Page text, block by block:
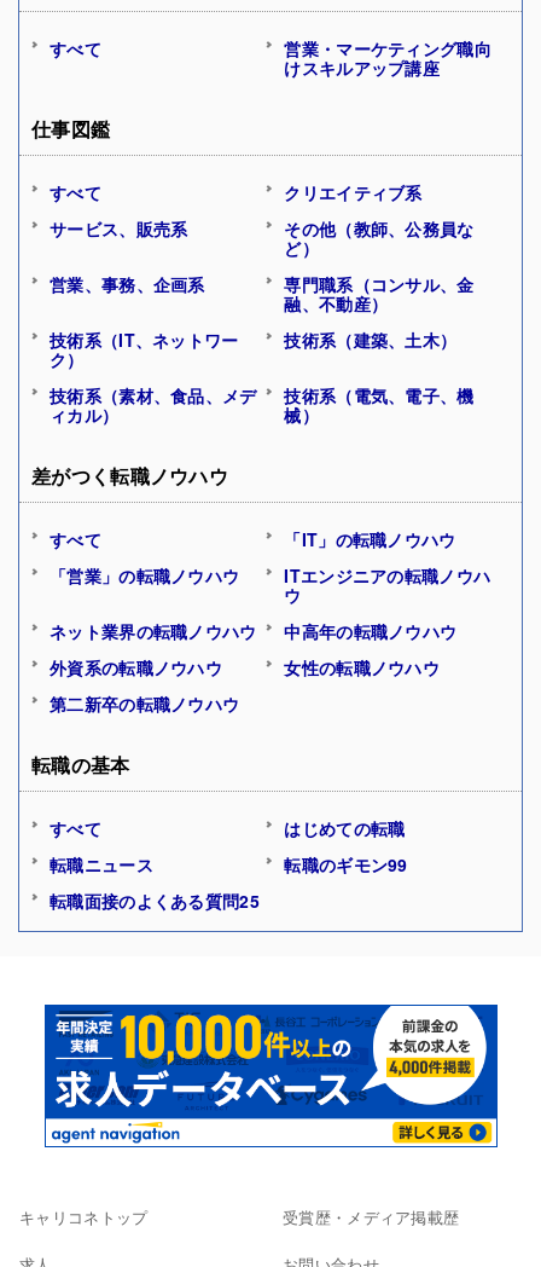
すべて
営業・マーケティング職向
けスキルアップ講座
仕事図鑑
すべて
クリエイティブ系
サービス、販売系
その他（教師、公務員な
ど）
営業、事務、企画系
専門職系（コンサル、金
融、不動産）
技術系（IT、ネットワー
ク）
技術系（建築、土木）
技術系（素材、食品、メデ
ィカル）
技術系（電気、電子、機
械）
差がつく転職ノウハウ
すべて
「IT」の転職ノウハウ
「営業」の転職ノウハウ
ITエンジニアの転職ノウハ
ウ
ネット業界の転職ノウハウ
中高年の転職ノウハウ
外資系の転職ノウハウ
女性の転職ノウハウ
第二新卒の転職ノウハウ
転職の基本
すべて
はじめての転職
転職ニュース
転職のギモン99
転職面接のよくある質問25
キャリコネトップ 受賞歴・メディア掲載歴